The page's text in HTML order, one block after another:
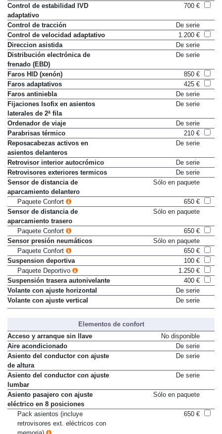
Control de estabilidad IVD
adaptativo
700 €
Control de tracción
De serie
Control de velocidad adaptativo
1.200 €
Direccion asistida
De serie
Distribución electrónica de
frenado (EBD)
De serie
Faros HID (xenón)
850 €
Faros adaptativos
425 €
Faros antiniebla
De serie
Fijaciones Isofix en asientos
laterales de 2ª fila
De serie
Ordenador de viaje
De serie
Parabrisas térmico
210 €
Reposacabezas activos en
asientos delanteros
De serie
Retrovisor interior autocrómico
De serie
Retrovisores exteriores termicos
De serie
Sensor de distancia de
aparcamiento delantero
Sólo en paquete
Paquete Confort
650 €
Sensor de distancia de
aparcamiento trasero
Sólo en paquete
Paquete Confort
650 €
Sensor presión neumáticos
Sólo en paquete
Paquete Confort
650 €
Suspension deportiva
100 €
Paquete Deportivo
1.250 €
Suspensión trasera autonivelante
400 €
Volante con ajuste horizontal
De serie
Volante con ajuste vertical
De serie
Elementos de confort
Acceso y arranque sin llave
No disponible
Aire acondicionado
De serie
Asiento del conductor con ajuste
de altura
De serie
Asiento del conductor con ajuste
lumbar
De serie
Asiento pasajero con ajuste
eléctrico en 8 posiciones
Sólo en paquete
Pack asientos (incluye
retrovisores ext. eléctricos con
650 €